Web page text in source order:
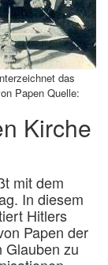
das
Papen Quelle:
Kirche
mit dem
In diesem
Hitlers
Papen der
Glauben zu